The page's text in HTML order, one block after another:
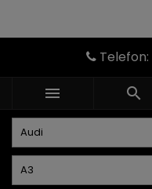
Telefon:
 